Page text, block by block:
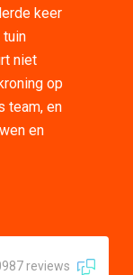
keer
niet
op
team, en
en
reviews